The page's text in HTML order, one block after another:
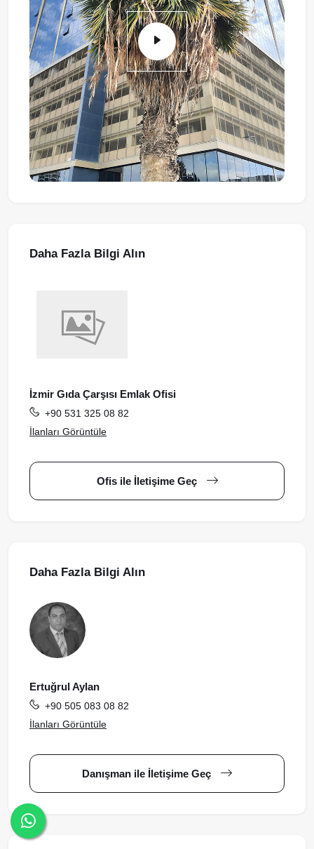
Daha Fazla Bilgi Alın
İzmir Gıda Çarşısı Emlak Ofisi
+90 531 325 08 82
İlanları Görüntüle
Ofis ile İletişime Geç
Daha Fazla Bilgi Alın
Ertuğrul Aylan
+90 505 083 08 82
İlanları Görüntüle
Danışman ile İletişime Geç